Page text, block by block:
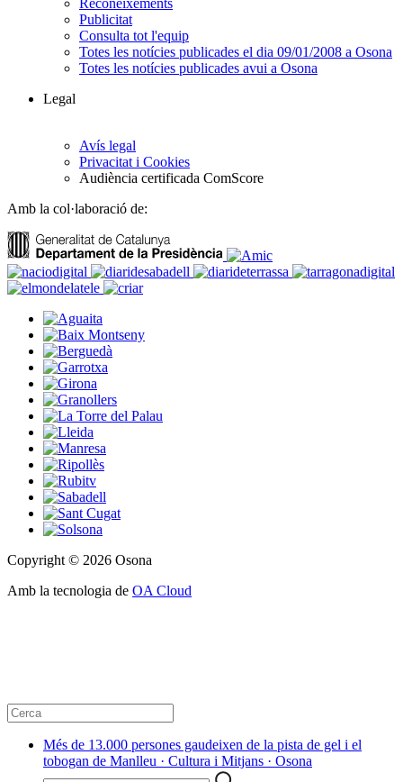
Reconeixements
Publicitat
Consulta tot l'equip
Totes les notícies publicades el dia 09/01/2008 a Osona
Totes les notícies publicades avui a Osona
Legal
Avís legal
Privacitat i Cookies
Audiència certificada ComScore
Amb la col·laboració de:
Copyright © 2026 Osona
Amb la tecnologia de OA Cloud
Més de 13.000 persones gaudeixen de la pista de gel i el
tobogan de Manlleu · Cultura i Mitjans · Osona